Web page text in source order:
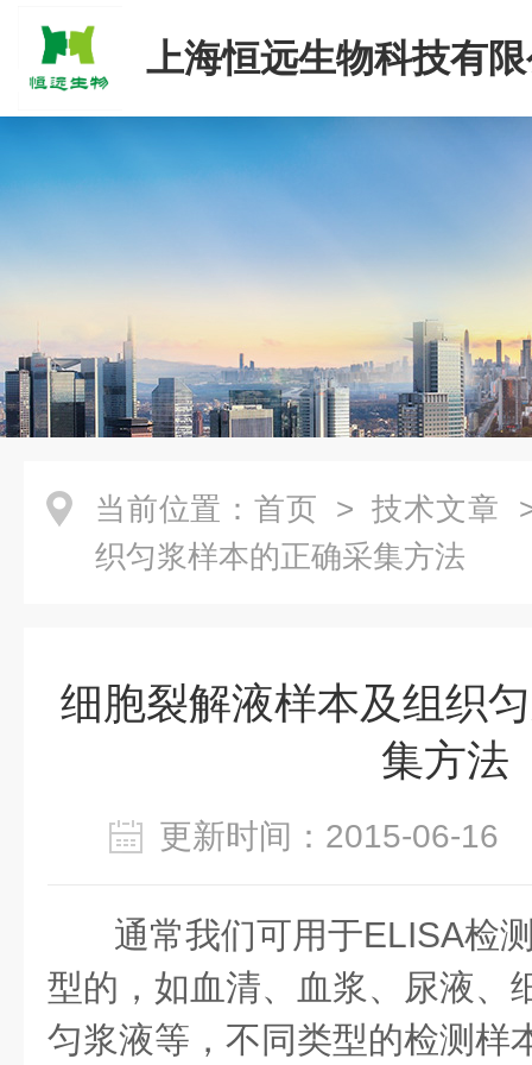
上海恒远生物科技有
当前位置： 首页 > 技术文章
织匀浆样本的正确采集方法
细胞裂解液样本及组织
集方法
更新时间：2015-06-
通常我们可用于ELISA检
型的，如血清、血浆、尿液、
匀浆液等，不同类型的检测样